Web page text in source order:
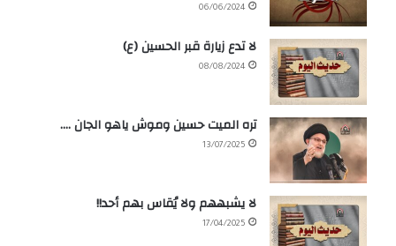
06/06/2024
لا تدع زيارة قبر الحسين (ع)
08/08/2024
تره الميت حسين وموش ياهو الجان ….
13/07/2025
لا يشبههم ولا يُقاس بهم أحد!!
17/04/2025